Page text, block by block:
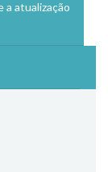
atualização